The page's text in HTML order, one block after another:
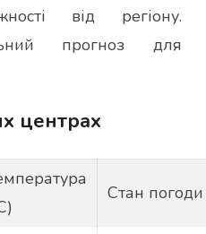
від регіону.
прогноз для
центрах
Стан погоди